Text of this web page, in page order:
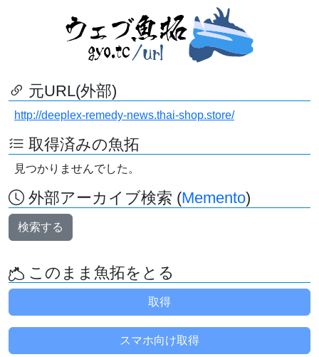
元URL(外部)
http://deeplex-remedy-news.thai-shop.store/
取得済みの魚拓
見つかりませんでした。
外部アーカイブ検索 (Memento)
検索する
このまま魚拓をとる